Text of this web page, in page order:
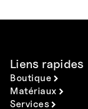
Liens rapides
Boutique
Matériaux
Services